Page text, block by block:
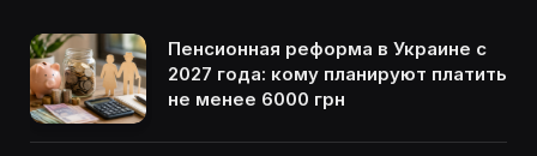
Пенсионная реформа в Украине с
2027 года: кому планируют платить
не менее 6000 грн